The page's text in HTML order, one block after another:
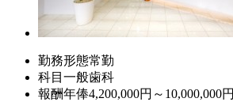
勤務形態常勤
科目 一般歯科
報酬年俸4,200,000円～10,000,000円